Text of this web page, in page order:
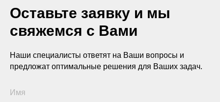
Оставьте заявку и мы
свяжемся с Вами
Наши специалисты ответят на Ваши вопросы и
предложат оптимальные решения для Ваших задач.
Имя